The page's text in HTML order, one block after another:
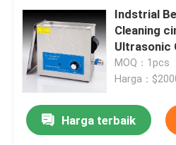
Indstrial
Cleaning
Ultrasonic
MOQ：1pcs
Harga：
Harga terbaik